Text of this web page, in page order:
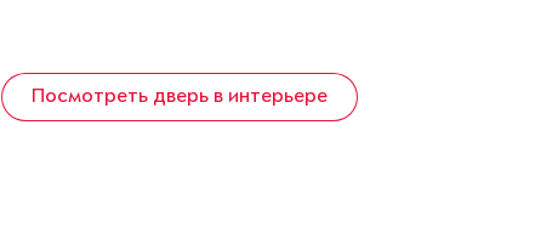
Посмотреть дверь в интерьере